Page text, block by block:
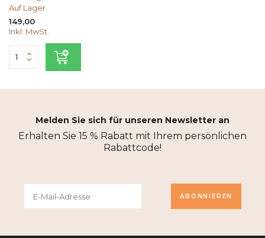
Auf Lager
149,00
Inkl. MwSt.
Melden Sie sich für unseren Newsletter an
Erhalten Sie 15 % Rabatt mit Ihrem persönlichen
Rabattcode!
ABONNIEREN